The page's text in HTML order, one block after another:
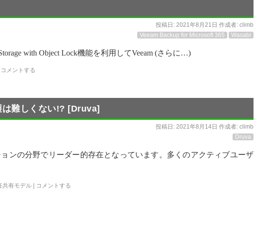
投稿日: 2021年8月21日 作成者: climb
Veeam Backup for Microsoft 365
Wasabi
with Object Lock機能を利用してVeeam (さらに…)
コメントする
難しくない!? [Druva]
投稿日: 2021年8月14日 作成者: climb
Druva
ョンの分野でリーダー的存在となっています。多くのアクティブユーザ
共有モデル | コメントする